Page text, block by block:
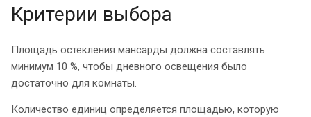
Критерии выбора
Площадь остекления мансарды должна составлять
минимум 10 %, чтобы дневного освещения было
достаточно для комнаты.
Количество единиц определяется площадью, которую